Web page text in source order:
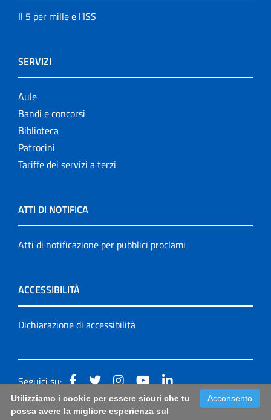
Il 5 per mille e l'ISS
SERVIZI
Aule
Bandi e concorsi
Biblioteca
Patrocini
Tariffe dei servizi a terzi
ATTI DI NOTIFICA
Atti di notificazione per pubblici proclami
ACCESSIBILITÀ
Dichiarazione di accessibilità
Seguici su:
Accessibilità: form di segnalazione di prima istanza per
Acconsento
Utilizziamo i cookie per essere sicuri che tu
possa avere la migliore esperienza sul